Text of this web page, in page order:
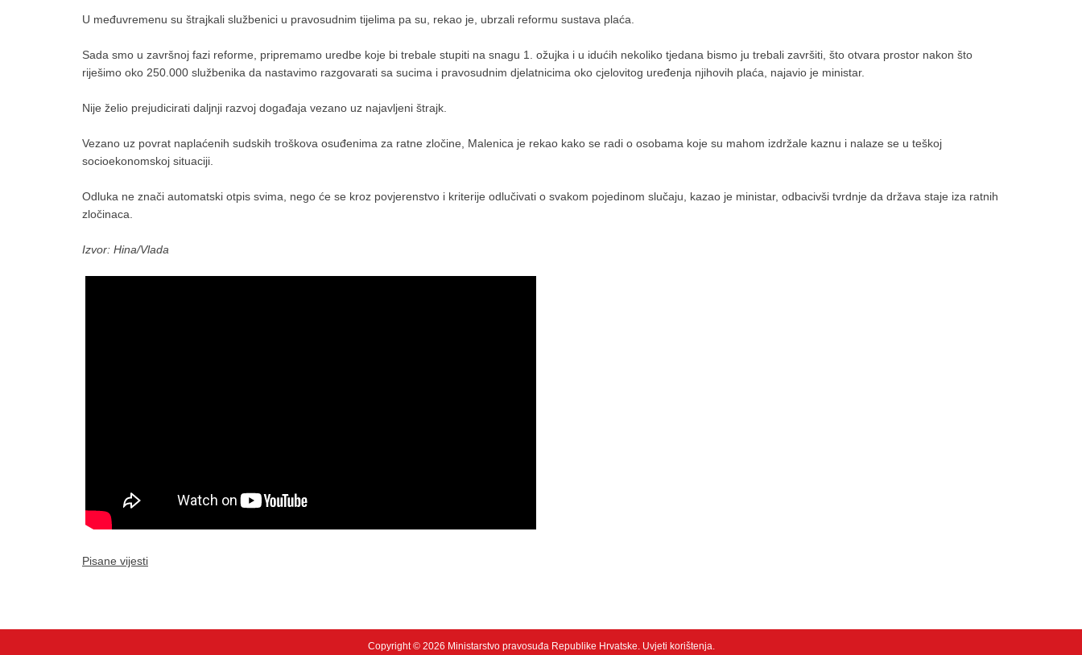
U međuvremenu su štrajkali službenici u pravosudnim tijelima pa su, rekao je, ubrzali reformu sustava plaća.
Sada smo u završnoj fazi reforme, pripremamo uredbe koje bi trebale stupiti na snagu 1. ožujka i u idućih nekoliko tjedana bismo ju trebali završiti, što otvara prostor nakon što
riješimo oko 250.000 službenika da nastavimo razgovarati sa sucima i pravosudnim djelatnicima oko cjelovitog uređenja njihovih plaća, najavio je ministar.
Nije želio prejudicirati daljnji razvoj događaja vezano uz najavljeni štrajk.
Vezano uz povrat naplaćenih sudskih troškova osuđenima za ratne zločine, Malenica je rekao kako se radi o osobama koje su mahom izdržale kaznu i nalaze se u teškoj
socioekonomskoj situaciji.
Odluka ne znači automatski otpis svima, nego će se kroz povjerenstvo i kriterije odlučivati o svakom pojedinom slučaju, kazao je ministar, odbacivši tvrdnje da država staje iza ratnih
zločinaca.
Izvor: Hina/Vlada
Pisane vijesti
Copyright © 2026 Ministarstvo pravosuđa Republike Hrvatske. Uvjeti korištenja.